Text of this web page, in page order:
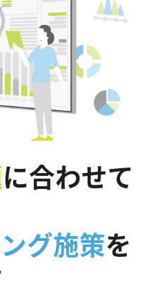
に合わせて
グ施策を